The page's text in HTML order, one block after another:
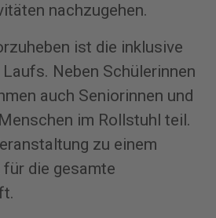
nachzugehen.
ist die inklusive
Neben Schülerinnen
auch Seniorinnen und
im Rollstuhl teil.
zu einem
die gesamte